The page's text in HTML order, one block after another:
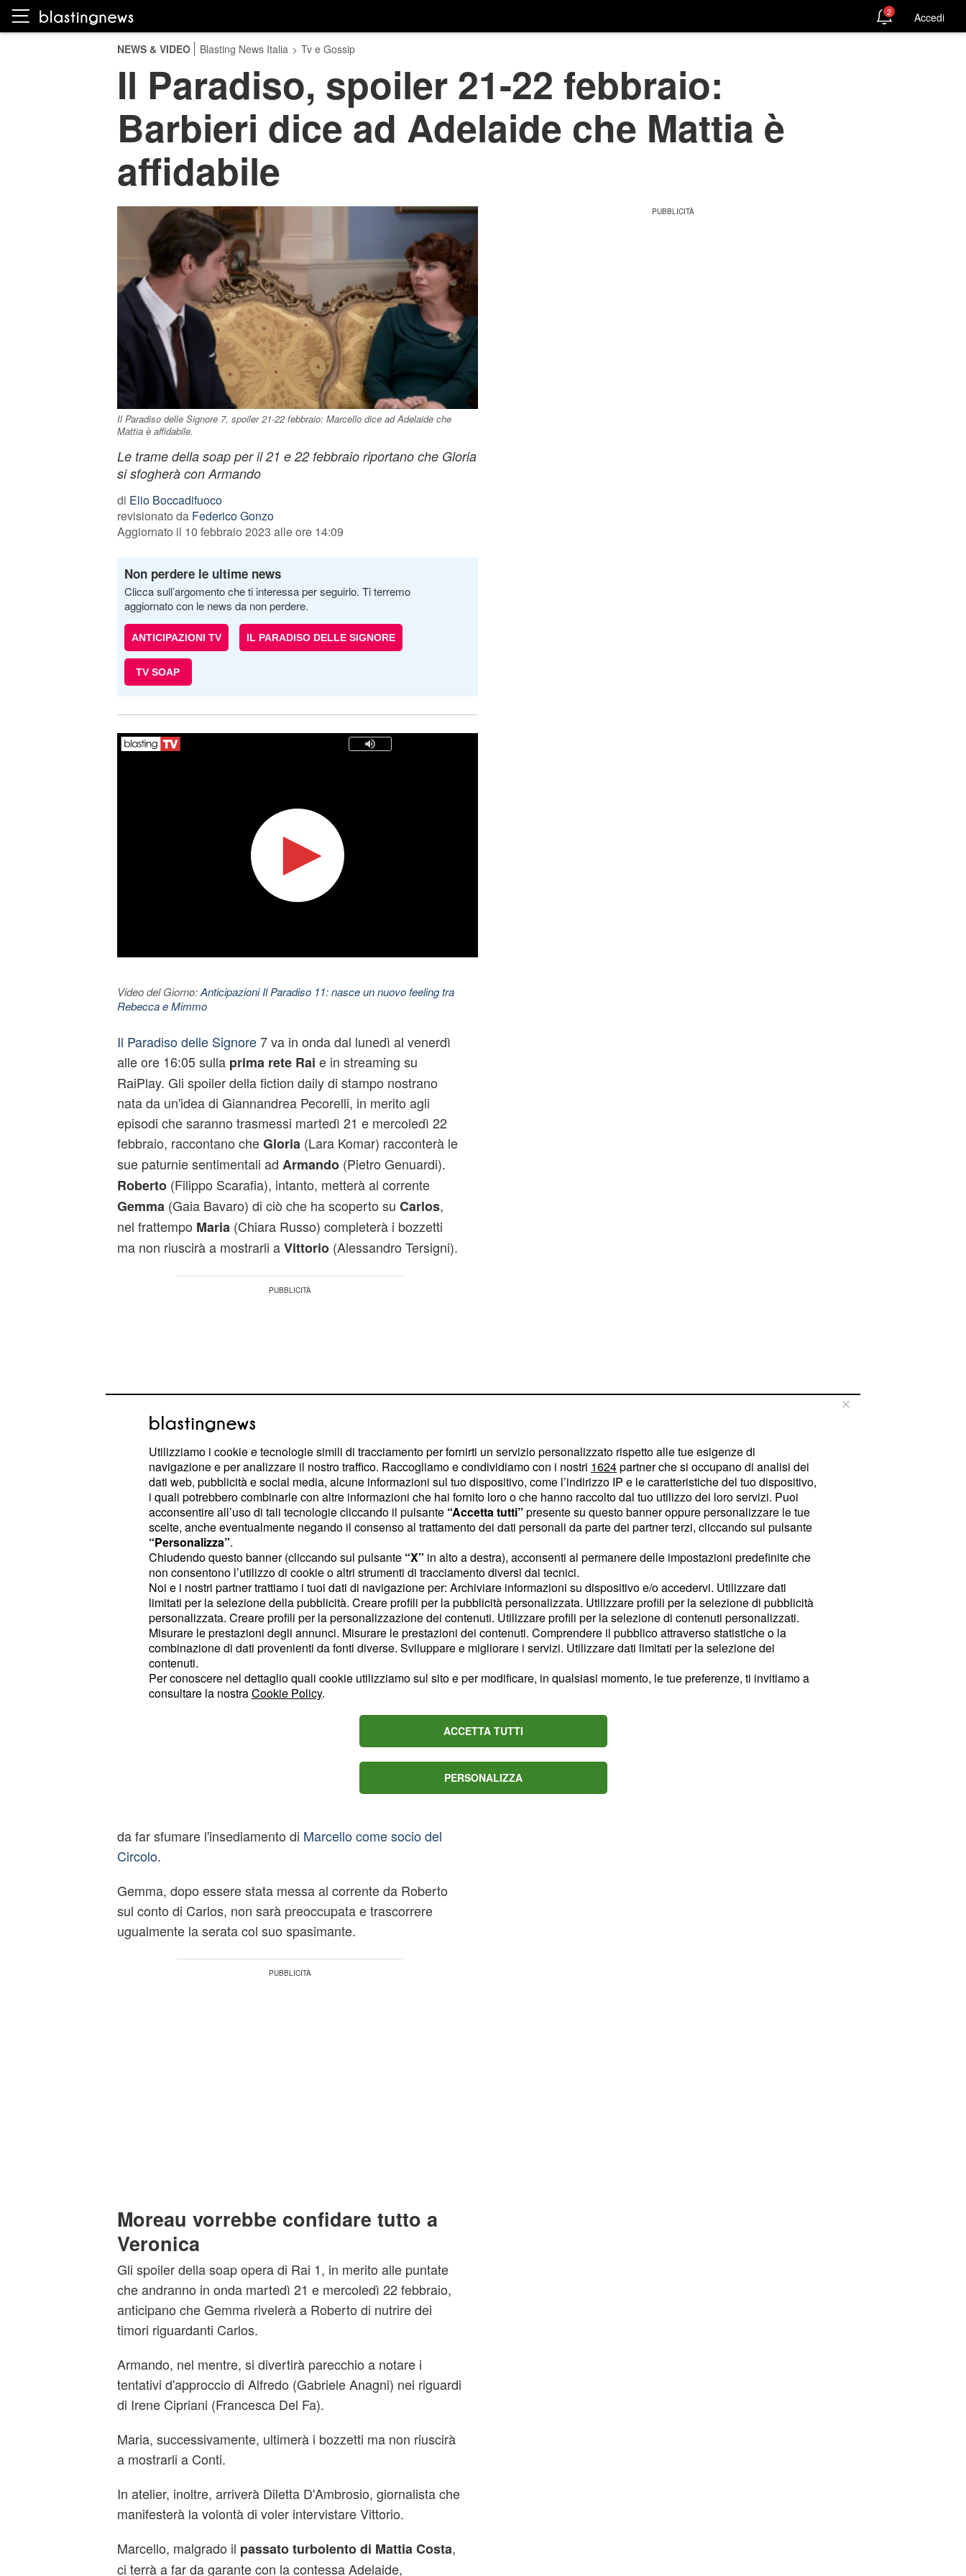
2 Accedi
NEWS & VIDEO Blasting News Italia > Tv e Gossip
Il Paradiso, spoiler 21-22 febbraio:
Barbieri dice ad Adelaide che Mattia è
affidabile
Il Paradiso delle Signore 7, spoiler 21-22 febbraio: Marcello dice ad Adelaide che
Mattia è affidabile.
Le trame della soap per il 21 e 22 febbraio riportano che Gloria
si sfogherà con Armando
di Elio Boccadifuoco
revisionato da Federico Gonzo
Aggiornato il 10 febbraio 2023 alle ore 14:09
Non perdere le ultime news
Clicca sull’argomento che ti interessa per seguirlo. Ti terremo
aggiornato con le news da non perdere.
ANTICIPAZIONI TV IL PARADISO DELLE SIGNORE
TV SOAP
Video del Giorno:Anticipazioni Il Paradiso 11: nasce un nuovo feeling tra
Rebecca e Mimmo
Il Paradiso delle Signore7 va in onda dal lunedì al venerdì
alle ore 16:05 sulla prima rete Rai e in streaming su
RaiPlay. Gli spoiler della fiction daily di stampo nostrano
nata da un'idea di Giannandrea Pecorelli, in merito agli
episodi che saranno trasmessi martedì 21 e mercoledì 22
febbraio, raccontano cheGloria (Lara Komar) racconterà le
sue paturnie sentimentali ad Armando(Pietro Genuardi).
Roberto(Filippo Scarafia), intanto, metterà al corrente
Gemma (Gaia Bavaro) di ciò che ha scoperto su Carlos,
nel frattempo Maria (Chiara Russo) completerà i bozzetti
ma non riuscirà a mostrarli aVittorio(Alessandro Tersigni).
Il commendatoreUmberto(Roberto Farnesi), infine, non
aspetterà altro che un passo falso diMattia.
Gloria si sfogherà con Armando
Le anticipazioni de Il Paradiso delle Signore 7, riguardo agli
episodi di martedì 21 e mercoledì 22 febbraio, svelano che
se da un lato Ezio (Massimo Poggio) sarà pieno di dubbi,
dall'altro lato Gloria deciderà di sfogarsi col collega e amico
La contessa Adelaide (Vanessa Gravina) e Marcello (Pietro
Masotti), sempre più in sintonia, si divertiranno a pensare a
da far sfumare l'insediamento di Marcello come socio del
Circolo.
Gemma, dopo essere stata messa al corrente da Roberto
sul conto di Carlos, non sarà preoccupata e trascorrere
ugualmente la serata col suo spasimante.
Moreau vorrebbe confidare tutto a
Veronica
Gli spoiler della soap opera di Rai 1, in merito alle puntate
che andranno in onda martedì 21 e mercoledì 22 febbraio,
anticipano che Gemma rivelerà a Roberto di nutrire dei
timori riguardanti Carlos.
Armando, nel mentre, si divertirà parecchio a notare i
tentativi d'approccio di Alfredo (Gabriele Anagni) nei riguardi
di Irene Cipriani (Francesca Del Fa).
Maria, successivamente, ultimerà i bozzetti ma non riuscirà
a mostrarli a Conti.
In atelier, inoltre, arriverà Diletta D'Ambrosio, giornalista che
manifesterà la volontà di voler intervistare Vittorio.
Marcello, malgrado il passato turbolento di Mattia Costa,
ci terrà a far da garante con la contessa Adelaide,
Utilizziamo i cookie e tecnologie simili di tracciamento per fornirti un servizio personalizzato rispetto alle tue esigenze di
navigazione e per analizzare il nostro traffico. Raccogliamo e condividiamo con i nostri 1624partner che si occupano di analisi dei
dati web, pubblicità e social media, alcune informazioni sul tuo dispositivo, come l’indirizzo IP e le caratteristiche del tuo dispositivo,
i quali potrebbero combinarle con altre informazioni che hai fornito loro o che hanno raccolto dal tuo utilizzo dei loro servizi. Puoi
acconsentire all’uso di tali tecnologie cliccando il pulsante “Accetta tutti” presente su questo banner oppure personalizzare le tue
scelte, anche eventualmente negando il consenso al trattamento dei dati personali da parte dei partner terzi, cliccando sul pulsante
“Personalizza”.
Chiudendo questo banner (cliccando sul pulsante “X” in alto a destra), acconsenti al permanere delle impostazioni predefinite che
non consentono l’utilizzo di cookie o altri strumenti di tracciamento diversi dai tecnici.
Noi e i nostri partner trattiamo i tuoi dati di navigazione per: Archiviare informazioni su dispositivo e/o accedervi. Utilizzare dati
limitati per la selezione della pubblicità. Creare profili per la pubblicità personalizzata. Utilizzare profili per la selezione di pubblicità
personalizzata. Creare profili per la personalizzazione dei contenuti. Utilizzare profili per la selezione di contenuti personalizzati.
Misurare le prestazioni degli annunci. Misurare le prestazioni dei contenuti. Comprendere il pubblico attraverso statistiche o la
combinazione di dati provenienti da fonti diverse. Sviluppare e migliorare i servizi. Utilizzare dati limitati per la selezione dei
contenuti.
Per conoscere nel dettaglio quali cookie utilizziamo sul sito e per modificare, in qualsiasi momento, le tue preferenze, ti invitiamo a
consultare la nostraCookie Policy.
ACCETTA TUTTI
PERSONALIZZA